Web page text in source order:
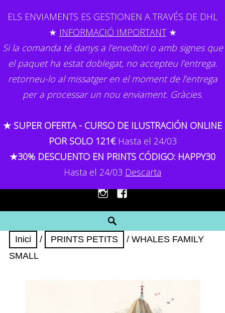
GEMMA CAPDEVILA
Il·lustració
MENU
InstagramFacebook
Inici / PRINTS PETITS
/ WHALES FAMILY
SMALL
ELS ENVIAMENTS ES GESTIONEN A TRAVÉS DE DHL
★ INFORMACIÓ IMPORTANT★
Si la comanda té danys a l’envoltori o amb signes que
el paquet ha estat doblegat, no accepteu l’entrega.
retorneu-lo al missatger en el moment de l’entrega
per a processar un nou enviament. Gràcies.
★ SUPER OFERTA - CURSO DE ILUSTRACIÓN ONLINE
POR SOLO 121€ Hasta el 24/03
★30% DESCUENTO EN PRINTS CÓDIGO: HAPPY30
Hasta el 24/03 Descarta